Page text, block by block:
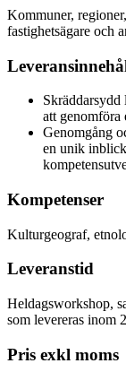
Kommuner,
fastighetsägare och
att
Genomgång
en unik
Kompetenser
Kulturgeograf,
Leveranstid
Heldagsworkshop,
som levereras inom
Pris exkl moms